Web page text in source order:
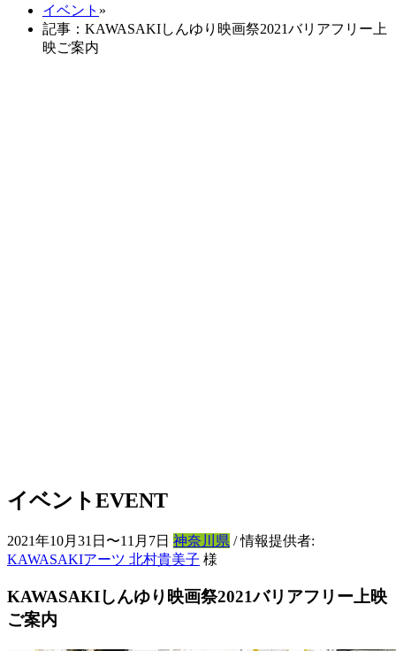
イベント »
記事：KAWASAKIしんゆり映画祭2021バリアフリー上
映ご案内
イベントEVENT
2021年10月31日〜11月7日 神奈川県 / 情報提供者:
KAWASAKIアーツ 北村貴美子 様
KAWASAKIしんゆり映画祭2021バリアフリー上映
ご案内